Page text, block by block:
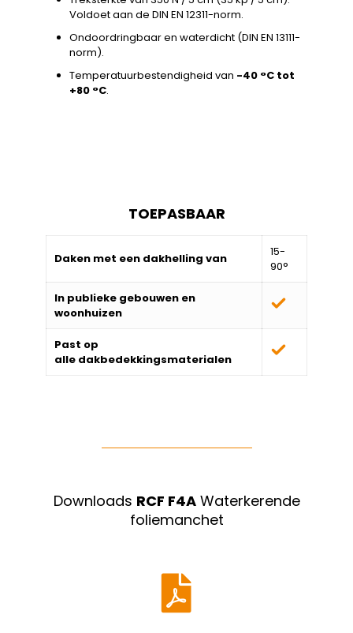
Voldoet aan de DIN EN 12311-norm.
Ondoordringbaar en waterdicht (DIN EN 13111-
norm).
Temperatuurbestendigheid van -40 °C tot
+80 °C.
TOEPASBAAR
Daken met een dakhelling van
15-
90°
In publieke gebouwen en
woonhuizen
Past op
alle dakbedekkingsmaterialen
Downloads RCF F4AWaterkerende
foliemanchet